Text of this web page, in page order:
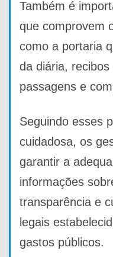
Também é
que comprovem
como a portaria
da diária,
passagens e
Seguindo esses
cuidadosa, os
garantir a
informações
transparência e
legais
gastos públicos.